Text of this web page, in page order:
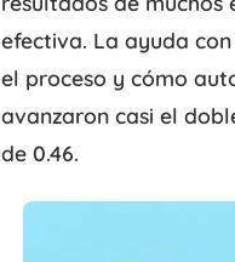
efectiva. La ayuda
el proceso y cómo
avanzaron casi el
de 0.46.